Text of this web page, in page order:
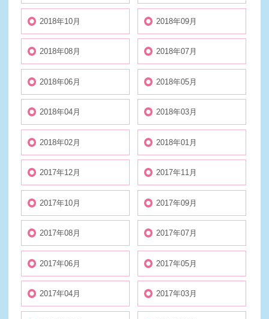
2018年10月 2018年09月
2018年08月 2018年07月
2018年06月 2018年05月
2018年04月 2018年03月
2018年02月 2018年01月
2017年12月 2017年11月
2017年10月 2017年09月
2017年08月 2017年07月
2017年06月 2017年05月
2017年04月 2017年03月